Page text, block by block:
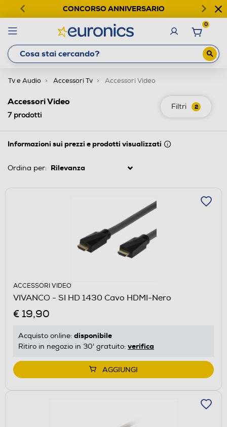
CONCORSO ANNIVERSARIO
0
Tv e Audio Accessori Tv Accessori Video
Filtri 2
Accessori Video
7prodotti
Informazioni sui prezzi e prodotti visualizzati
Ordina per:
ACCESSORI VIDEO
VIVANCO - SI HD 1430 Cavo HDMI-Nero
€ 19,90
Acquisto online: disponibile
Ritiro in negozio in 30' gratuito: verifica
AGGIUNGI